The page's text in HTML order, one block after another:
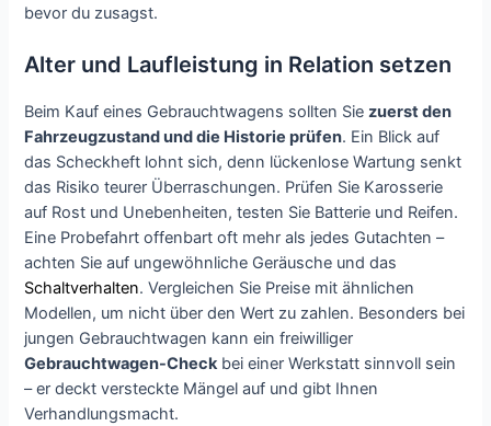
bevor du zusagst.
Alter und Laufleistung in Relation setzen
Beim Kauf eines Gebrauchtwagens sollten Siezuerst den
Fahrzeugzustand und die Historie prüfen. Ein Blick auf
das Scheckheft lohnt sich, denn lückenlose Wartung senkt
das Risiko teurer Überraschungen. Prüfen Sie Karosserie
auf Rost und Unebenheiten, testen Sie Batterie und Reifen.
Eine Probefahrt offenbart oft mehr als jedes Gutachten –
achten Sie auf ungewöhnliche Geräusche und das
Schaltverhalten. Vergleichen Sie Preise mit ähnlichen
Modellen, um nicht über den Wert zu zahlen. Besonders bei
jungen Gebrauchtwagen kann ein freiwilliger
Gebrauchtwagen-Checkbei einer Werkstatt sinnvoll sein
– er deckt versteckte Mängel auf und gibt Ihnen
Verhandlungsmacht.